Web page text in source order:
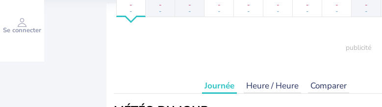
Se connecter
-
-
-
-
-
-
-
-
-
-
-
-
-
-
-
-
-
-
Journée Heure / Heure Comparer